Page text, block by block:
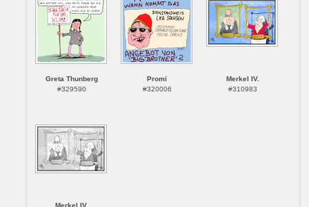
Greta Thunberg
#329590
Promi
#320006
Merkel IV.
#310983
Merkel IV.